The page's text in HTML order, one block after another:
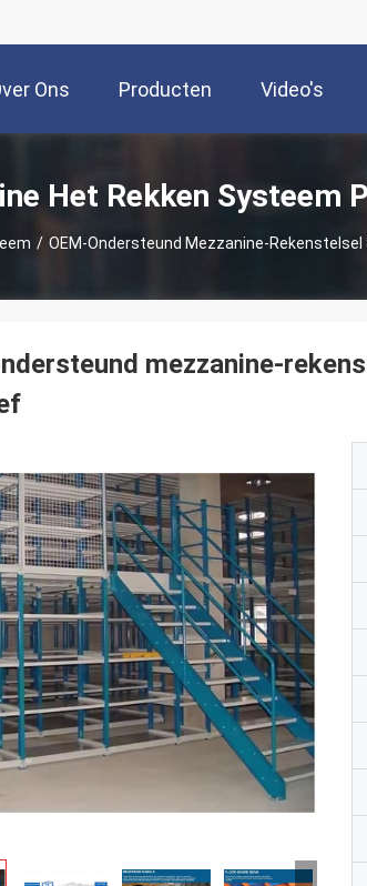
Ons Producten Video's
Het Rekken Systeem
/ OEM-Ondersteund Mezzanine-
mezzanine-